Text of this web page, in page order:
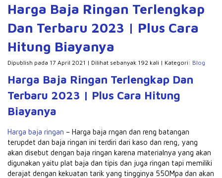
Harga Baja Ringan Terlengkap
Dan Terbaru 2023 | Plus Cara
Hitung Biayanya
Dipublish pada 17 April 2021 | Dilihat sebanyak 192 kali | Kategori: Blog
Harga Baja Ringan Terlengkap Dan
Terbaru 2023 | Plus Cara Hitung
Biayanya
Harga baja ringan – Harga baja rngan dan reng batangan
terupdet dan baja ringan ini terdiri dari kaso dan reng, yang
akan disebut dengan baja ringan karena materialnya yang akan
digunakan yaitu plat baja dan tipis dan juga ringan tapi memiliki
derajat dengan kekuatan tarik yang tingginya 550Mpa dan akan